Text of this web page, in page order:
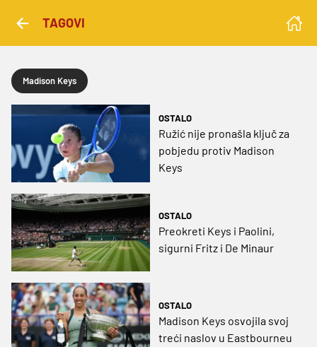
TAGOVI
Madison Keys
OSTALO
Ružić nije pronašla ključ za
pobjedu protiv Madison
Keys
OSTALO
Preokreti Keys i Paolini,
sigurni Fritz i De Minaur
OSTALO
Madison Keys osvojila svoj
treći naslov u Eastbourneu